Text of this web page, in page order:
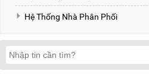
Hệ Thống Nhà Phân Phối